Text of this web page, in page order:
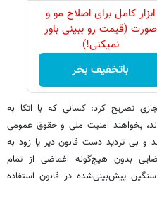
ابزار کامل برای اصلاح مو و
صورت (قیمت رو ببینی باور
نمیکنی!)
باتخفیف بخر
تصریح کرد: کسانی که با اتکا به
بخواهند امنیت ملی و حقوق عمومی
و بی تردید دست قانون دیر یا زود به
بدون هیچ‌گونه اغماضی از تمام
پیش‌بینی‌شده در قانون استفاده